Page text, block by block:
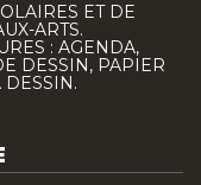
ET DE
ARTS.
: AGENDA,
DESSIN, PAPIER
DESSIN.